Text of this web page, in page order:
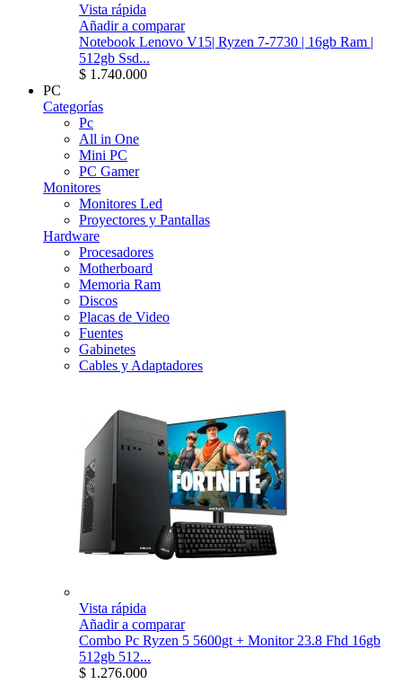
Vista rápida
Añadir a comparar
Notebook Lenovo V15| Ryzen 7-7730 | 16gb Ram |
512gb Ssd...
$ 1.740.000
PC
Categorías
Pc
All in One
Mini PC
PC Gamer
Monitores
Monitores Led
Proyectores y Pantallas
Hardware
Procesadores
Motherboard
Memoria Ram
Discos
Placas de Video
Fuentes
Gabinetes
Cables y Adaptadores
Vista rápida
Añadir a comparar
Combo Pc Ryzen 5 5600gt + Monitor 23.8 Fhd 16gb
512gb 512...
$ 1.276.000